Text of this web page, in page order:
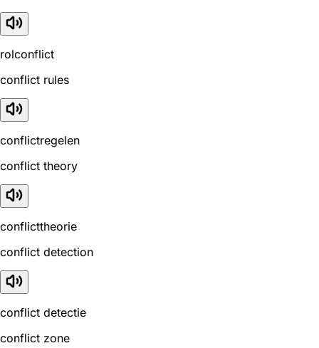
rolconflict
conflict rules
conflictregelen
conflict theory
conflicttheorie
conflict detection
conflict detectie
conflict zone